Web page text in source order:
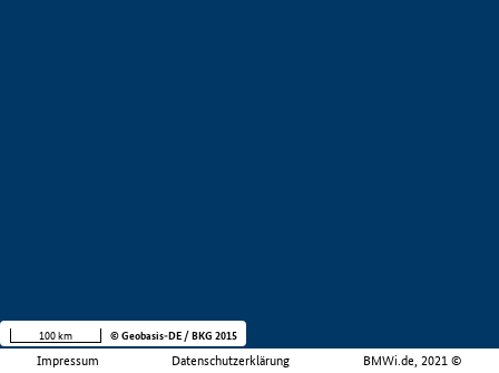
Impressum Datenschutzerklärung BMWi.de, 2021 ©
100 km © Geobasis-DE / BKG 2015